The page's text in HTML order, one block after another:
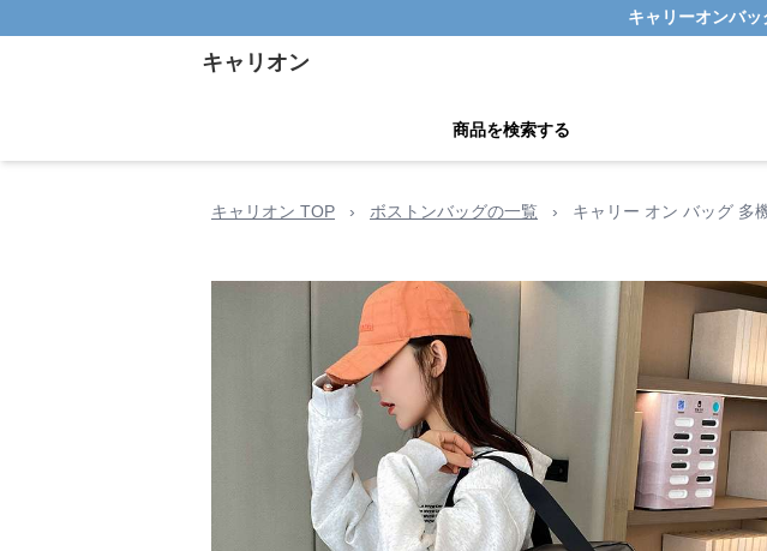
キャリーオンバ
キャリオン
商品を検索する
キャリオン TOP › ボストンバッグの一覧 › キャリー オン バッグ 多